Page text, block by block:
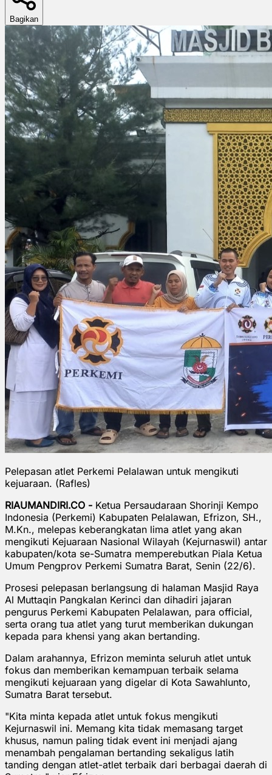
Bagikan
Pelepasan atlet Perkemi Pelalawan untuk mengikuti
kejuaraan. (Rafles)
RIAUMANDIRI.CO - Ketua Persaudaraan Shorinji Kempo
Indonesia (Perkemi) Kabupaten Pelalawan, Efrizon, SH.,
M.Kn., melepas keberangkatan lima atlet yang akan
mengikuti Kejuaraan Nasional Wilayah (Kejurnaswil) antar
kabupaten/kota se-Sumatra memperebutkan Piala Ketua
Umum Pengprov Perkemi Sumatra Barat, Senin (22/6).
Prosesi pelepasan berlangsung di halaman Masjid Raya
Al Muttaqin Pangkalan Kerinci dan dihadiri jajaran
pengurus Perkemi Kabupaten Pelalawan, para official,
serta orang tua atlet yang turut memberikan dukungan
kepada para khensi yang akan bertanding.
Dalam arahannya, Efrizon meminta seluruh atlet untuk
fokus dan memberikan kemampuan terbaik selama
mengikuti kejuaraan yang digelar di Kota Sawahlunto,
Sumatra Barat tersebut.
"Kita minta kepada atlet untuk fokus mengikuti
Kejurnaswil ini. Memang kita tidak memasang target
khusus, namun paling tidak event ini menjadi ajang
menambah pengalaman bertanding sekaligus latih
tanding dengan atlet-atlet terbaik dari berbagai daerah di